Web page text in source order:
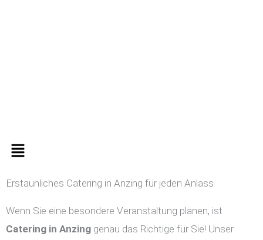
Menü
Erstaunliches Catering in Anzing für jeden Anlass
Wenn Sie eine besondere Veranstaltung planen, ist
Catering in Anzing genau das Richtige für Sie! Unser